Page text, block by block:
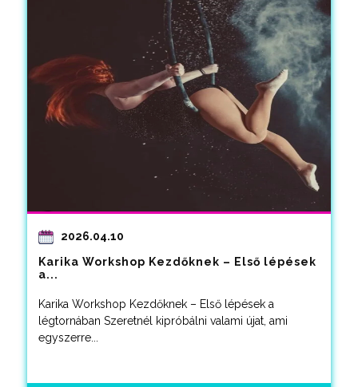
2026.04.10
Karika Workshop Kezdőknek – Első lépések
a...
Karika Workshop Kezdőknek – Első lépések a
légtornában Szeretnél kipróbálni valami újat, ami
egyszerre...